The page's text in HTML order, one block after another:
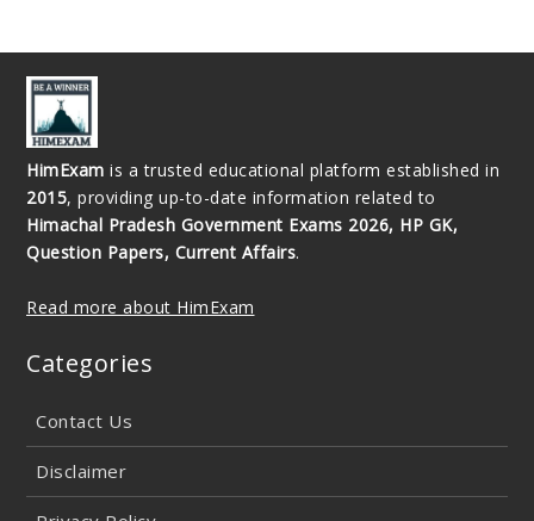
HimExam is a trusted educational platform established in
2015, providing up-to-date information related to
Himachal Pradesh Government Exams 2026, HP GK,
Question Papers, Current Affairs.
Read more about HimExam
Categories
Contact Us
Disclaimer